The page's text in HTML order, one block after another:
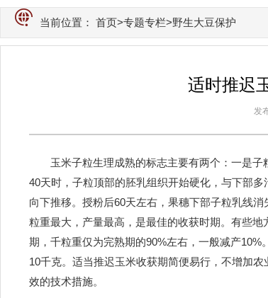
当前位置： 首页>专题专栏>野生大豆保护
适时推迟
发
玉米子粒生理成熟的标志主要有两个：一是
40天时，子粒顶部的胚乳组织开始硬化，与下部
向下推移。授粉后60天左右，果穗下部子粒乳线
粒重最大，产量最高，是最佳的收获时期。有些
期，千粒重仅为完熟期的90%左右，一般减产
10千克。适当推迟玉米收获期简便易行，不增加
效的技术措施。